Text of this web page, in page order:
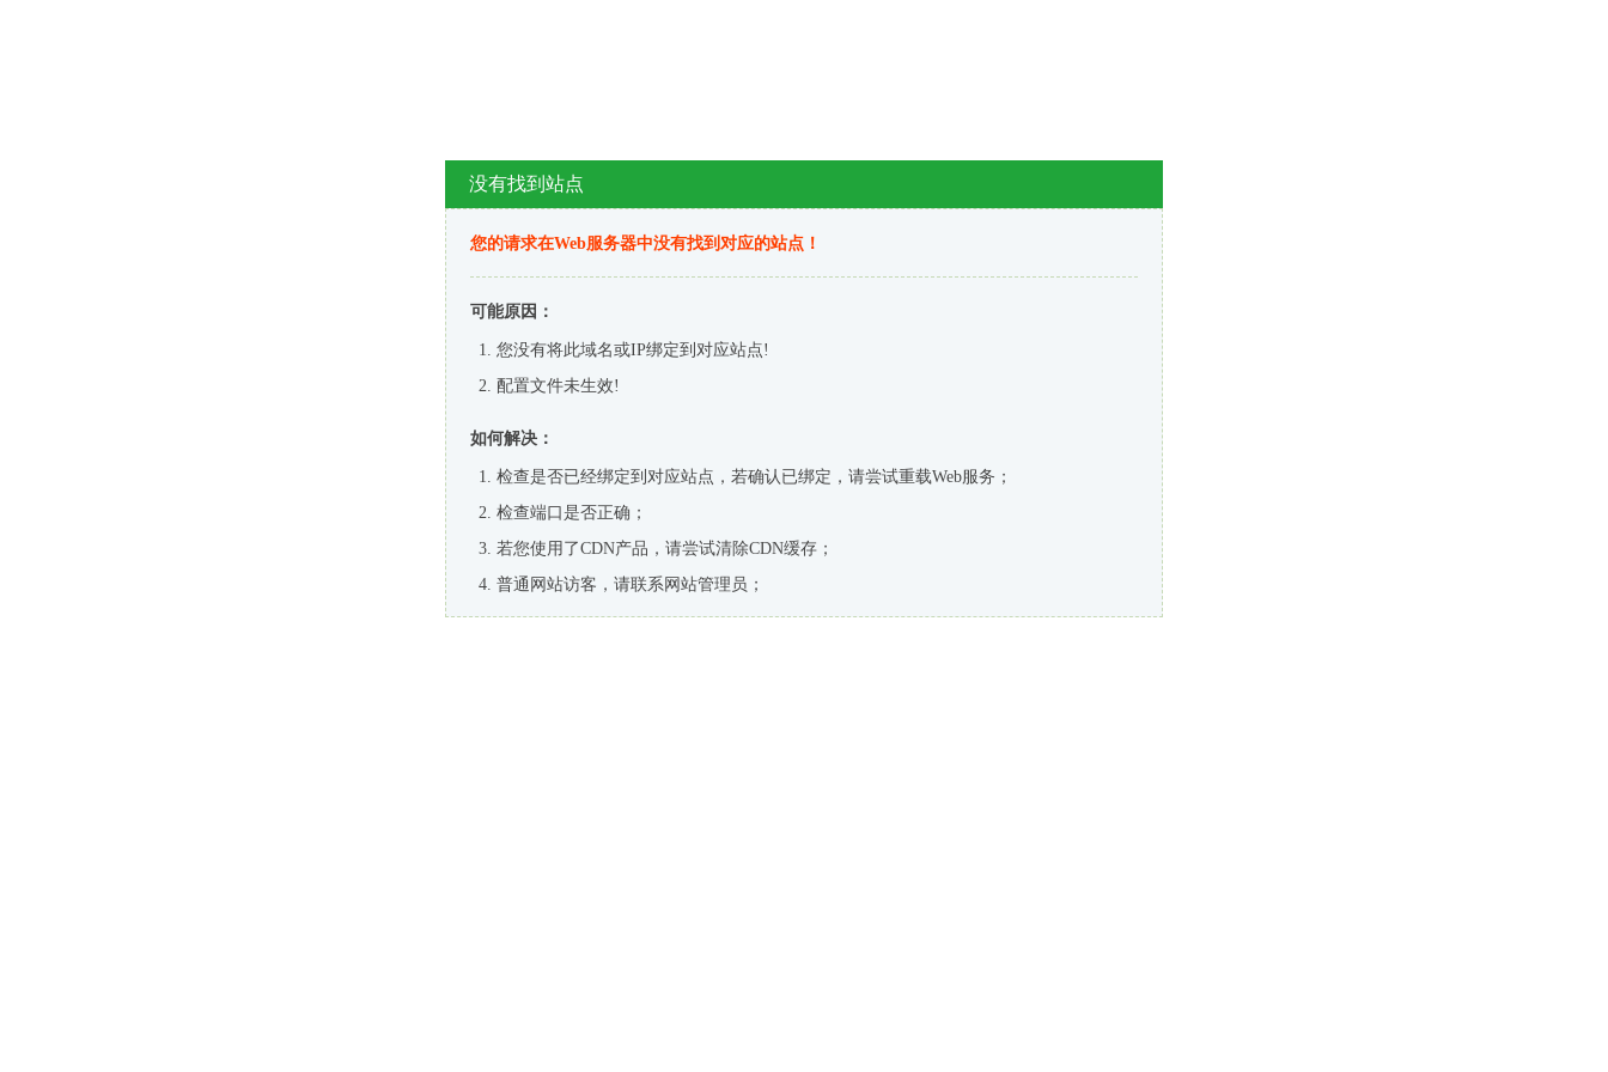
没有找到站点
您的请求在Web服务器中没有找到对应的站点！
可能原因：
您没有将此域名或IP绑定到对应站点!
配置文件未生效!
如何解决：
检查是否已经绑定到对应站点，若确认已绑定，请尝试重载Web服务；
检查端口是否正确；
若您使用了CDN产品，请尝试清除CDN缓存；
普通网站访客，请联系网站管理员；